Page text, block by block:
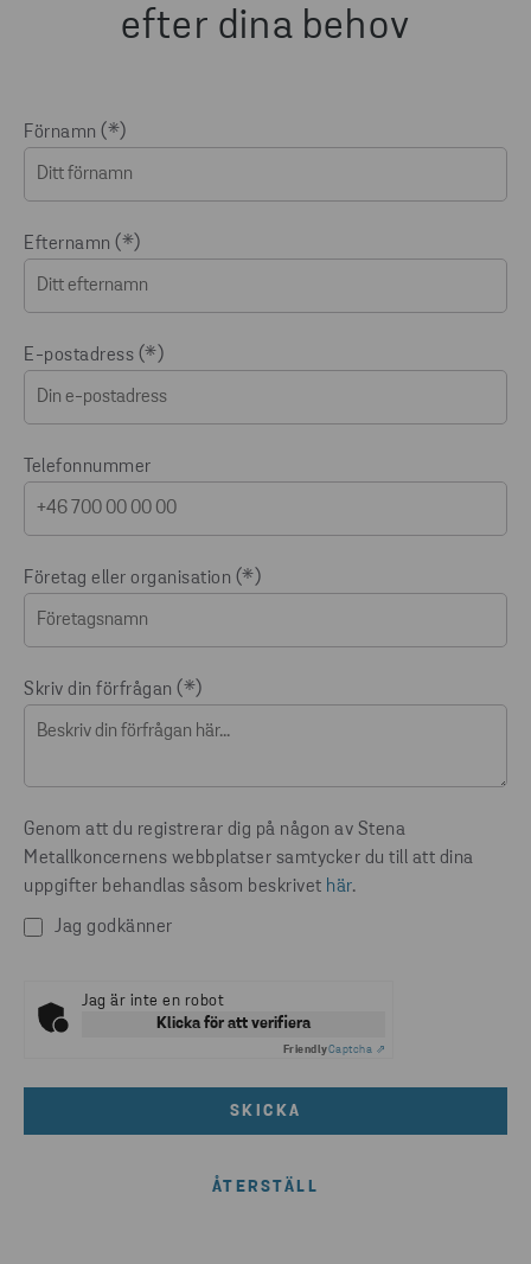
efter dina behov
Förnamn
Efternamn
E-postadress
Telefonnummer
Företag eller organisation
Skriv din förfrågan
Genom att du registrerar dig på någon av Stena
Metallkoncernens webbplatser samtycker du till att dina
uppgifter behandlas såsom beskrivet här.
Jag godkänner
Jag är inte en robot
Klicka för att verifiera
FriendlyCaptcha ⇗
SKICKA